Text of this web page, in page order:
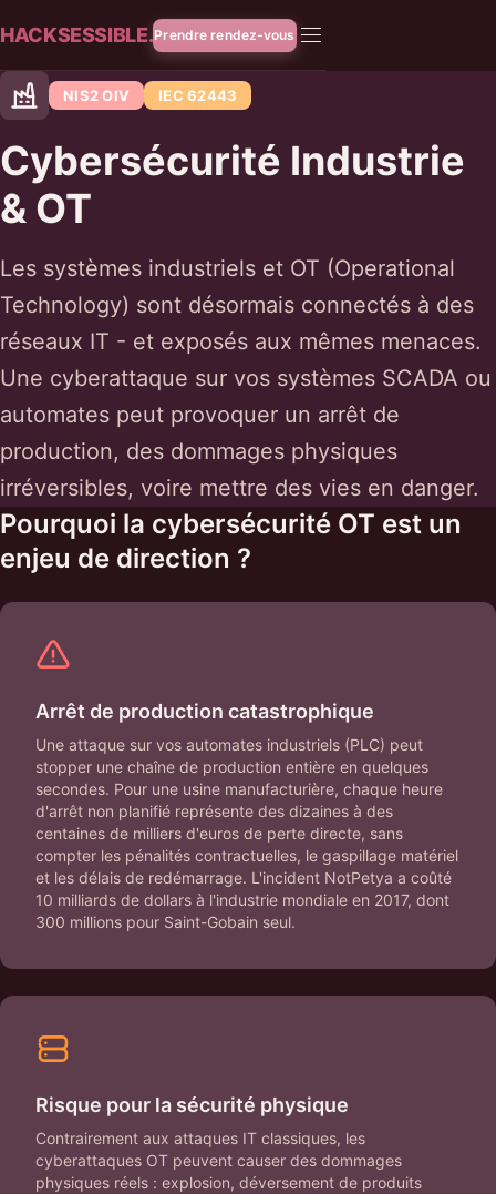
HACKSESSIBLE.Prendre rendez-vous
NIS2 OIV IEC 62443
Cybersécurité Industrie
& OT
Les systèmes industriels et OT (Operational
Technology) sont désormais connectés à des
réseaux IT - et exposés aux mêmes menaces.
Une cyberattaque sur vos systèmes SCADA ou
automates peut provoquer un arrêt de
production, des dommages physiques
irréversibles, voire mettre des vies en danger.
Pourquoi la cybersécurité OT est un
enjeu de direction ?
Arrêt de production catastrophique
Une attaque sur vos automates industriels (PLC) peut
stopper une chaîne de production entière en quelques
secondes. Pour une usine manufacturière, chaque heure
d'arrêt non planifié représente des dizaines à des
centaines de milliers d'euros de perte directe, sans
compter les pénalités contractuelles, le gaspillage matériel
et les délais de redémarrage. L'incident NotPetya a coûté
10 milliards de dollars à l'industrie mondiale en 2017, dont
300 millions pour Saint-Gobain seul.
Risque pour la sécurité physique
Contrairement aux attaques IT classiques, les
cyberattaques OT peuvent causer des dommages
physiques réels : explosion, déversement de produits